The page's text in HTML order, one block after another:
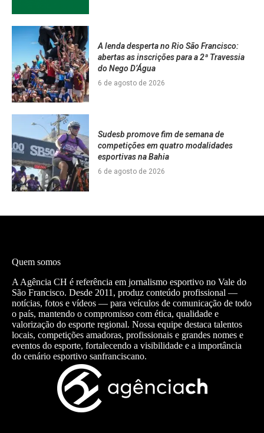
A lenda desperta no Rio São Francisco:
abertas as inscrições para a 2ª Travessia
do Nego D’Água
6 de agosto de 2026
Sudesb promove fim de semana de
competições em quatro modalidades
esportivas na Bahia
6 de agosto de 2026
Quem somos
A Agência CH é referência em jornalismo esportivo no Vale do
São Francisco. Desde 2011, produz conteúdo profissional —
notícias, fotos e vídeos — para veículos de comunicação de todo
o país, mantendo o compromisso com ética, qualidade e
valorização do esporte regional. Nossa equipe destaca talentos
locais, competições amadoras, profissionais e grandes nomes e
eventos do esporte, fortalecendo a visibilidade e a importância
do cenário esportivo sanfranciscano.